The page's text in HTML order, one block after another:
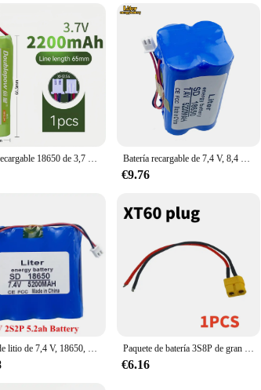
reliable power sources, ensuring that they have a
source for your gadgets, the batería 3 7 TP4056 is the
Batería recargable 18650 de 3,7 V/7,4 V con conector de XH2.54-2P, paquete de batería de litio 18650 para herramientas eléctricas, Drones, aspiradora Batería recargable de 7,4 V, 8,4 V, 5200mAh, 2P2S, 5,2ah, para faros de bicicleta/CCTV/cámara/revisión eléctrica 18650 4
€9.76
Batería de litio de 7,4 V, 18650, 2S2P, 5.2ah, 6ah, 6.6ah, luz LED de pesca, Altavoz Bluetooth, 8,4 V, baterías DIY de emergencia con PCB Paquete de batería 3S8P de gran capacidad, 12V, 20Ah, 18650, placa de protección de batería de litio para inversor de luz Miner + cargador de 12,6 V 2A
€6.16